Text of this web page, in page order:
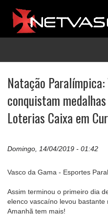
Natação Paralímpica:
conquistam
Loterias Caixa em
Domingo, 14/04/2019 - 01:42
Vasco da Gama - Esportes
Assim terminou o primeiro dia
elenco vascaíno levou bastante
Amanhã tem mais!